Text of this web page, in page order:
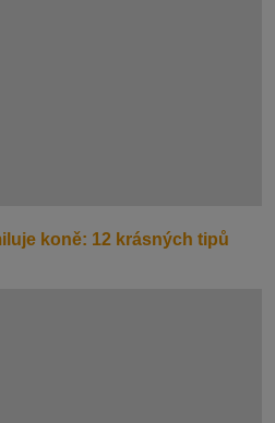
koně: 12 krásných tipů